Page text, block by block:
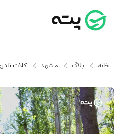
خانه بلاگ مشهد کلات